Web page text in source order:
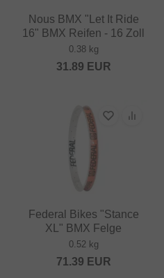
Nous BMX "Let It Ride
16" BMX Reifen - 16 Zoll
0.38 kg
31.89 EUR
Federal Bikes "Stance
XL" BMX Felge
0.52 kg
71.39 EUR